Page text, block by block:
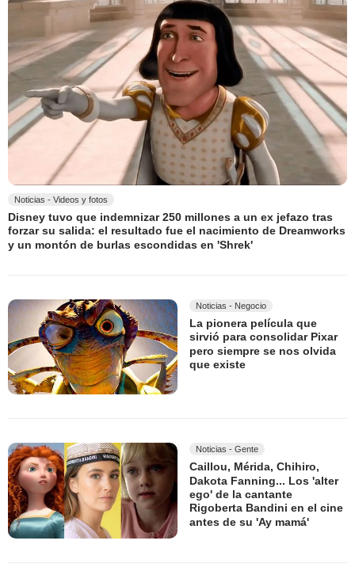
Noticias - Videos y fotos
Disney tuvo que indemnizar 250 millones a un ex jefazo tras
forzar su salida: el resultado fue el nacimiento de Dreamworks
y un montón de burlas escondidas en 'Shrek'
Noticias - Negocio
La pionera película que
sirvió para consolidar Pixar
pero siempre se nos olvida
que existe
Noticias - Gente
Caillou, Mérida, Chihiro,
Dakota Fanning... Los 'alter
ego' de la cantante
Rigoberta Bandini en el cine
antes de su 'Ay mamá'